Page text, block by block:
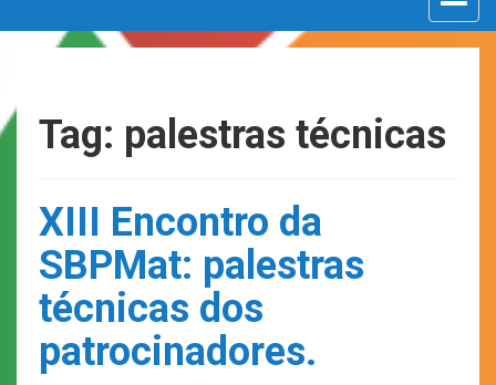
Tag: palestras técnicas
XIII Encontro da
SBPMat: palestras
técnicas dos
patrocinadores.